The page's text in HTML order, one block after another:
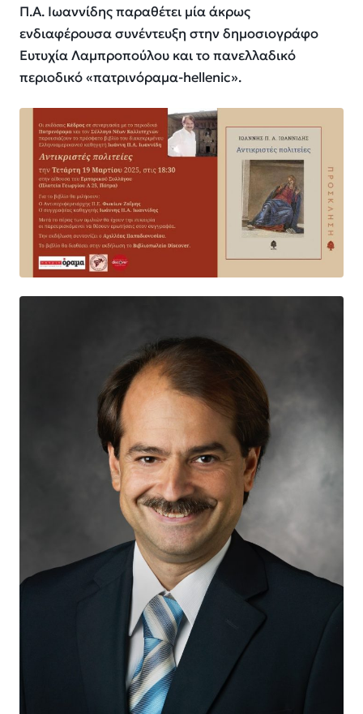
Π.Α. Ιωαννίδης παραθέτει μία άκρως
ενδιαφέρουσα συνέντευξη στην δημοσιογράφο
Ευτυχία Λαμπροπούλου και τοπανελλαδικό
περιοδικό«πατρινόραμα-hellenic».